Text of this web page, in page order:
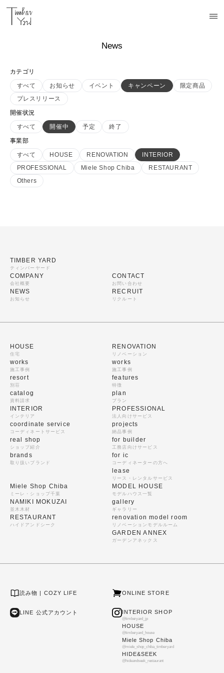
News
カテゴリ
すべて
お知らせ イベント キャンペーン
限定商品
プレスリリース
開催状況
すべて
開催中 予定
終了
事業部
すべて
HOUSE RENOVATION
INTERIOR
PROFESSIONAL
Miele Shop Chiba
RESTAURANT
Others
TIMBER YARD
ティンバーヤード
COMPANY
会社概要
NEWS
お知らせ
CONTACT
お問い合わせ
RECRUIT
リクルート
HOUSE
住宅
works
施工事例
resort
別荘
catalog
資料請求
RENOVATION
リノベーション
works
施工事例
features
特徴
plan
プラン
INTERIOR
インテリア
coordinate service
コーディネートサービス
real shop
ショップ紹介
brands
取り扱いブランド
PROFESSIONAL
法人向けサービス
projects
納品事例
for builder
工務店向けサービス
for ic
コーディネーターの方へ
lease
リース・レンタルサービス
Miele Shop Chiba
ミーレ・ショップ千葉
NAMIKI MOKUZAI
並木木材
RESTAURANT
ハイドアンドシーク
MODEL HOUSE
モデルハウス一覧
gallery
ギャラリー
renovation model room
リノベーションモデルルーム
GARDEN ANNEX
ガーデンアネックス
読み物 | COZY LIFE ONLINE STORE
LINE 公式アカウント INTERIOR SHOP
@timberyard_jp
HOUSE
@timberyard_house
Miele Shop Chiba
@miele_shop_chiba_timberyard
HIDE&SEEK
@hideandseek_restaurant